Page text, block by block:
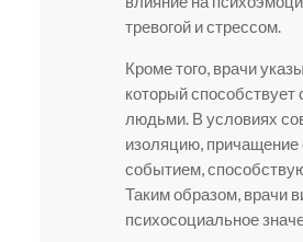
тревогой и стрессом.
Кроме того, врачи
который
людьми. В условиях
изоляцию, причащение
событием,
Таким образом, врачи
психосоциальное